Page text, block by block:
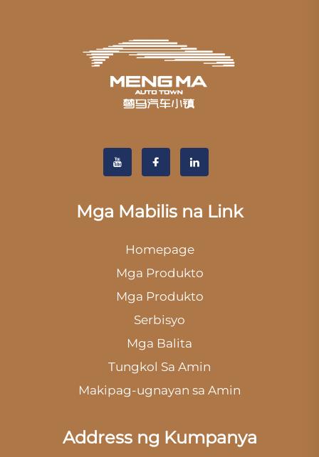
Mga Mabilis na Link
Homepage
Mga Produkto
Mga Produkto
Serbisyo
Mga Balita
Tungkol Sa Amin
Makipag-ugnayan sa Amin
Address ng Kumpanya